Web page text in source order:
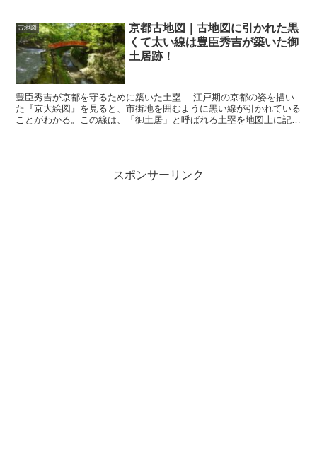
古地図
京都古地図｜古地図に引かれた黒
くて太い線は豊臣秀吉が築いた御
土居跡！
豊臣秀吉が京都を守るために築いた土塁 江戸期の京都の姿を描い
た『京大絵図』を見ると、市街地を囲むように黒い線が引かれている
ことがわかる。この線は、「御土居」と呼ばれる土塁を地図上に記し
スポンサーリンク